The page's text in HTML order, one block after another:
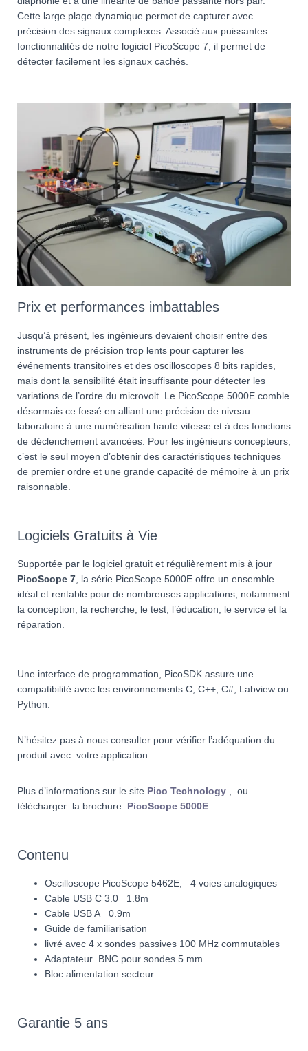
Cette large plage dynamique permet de capturer avec
précision des signaux complexes. Associé aux puissantes
fonctionnalités de notre logiciel PicoScope 7, il permet de
détecter facilement les signaux cachés.
Prix et performances imbattables
Jusqu’à présent, les ingénieurs devaient choisir entre des
instruments de précision trop lents pour capturer les
événements transitoires et des oscilloscopes 8 bits rapides,
mais dont la sensibilité était insuffisante pour détecter les
variations de l’ordre du microvolt. Le PicoScope 5000E comble
désormais ce fossé en alliant une précision de niveau
laboratoire à une numérisation haute vitesse et à des fonctions
de déclenchement avancées. Pour les ingénieurs concepteurs,
c’est le seul moyen d’obtenir des caractéristiques techniques
de premier ordre et une grande capacité de mémoire à un prix
raisonnable.
Logiciels Gratuits à Vie
Supportée par le logiciel gratuit et régulièrement mis à jour
PicoScope 7 , la série PicoScope 5000E offre un ensemble
idéal et rentable pour de nombreuses applications, notamment
la conception, la recherche, le test, l’éducation, le service et la
réparation.
Une interface de programmation, PicoSDK assure une
compatibilité avec les environnements C, C++, C#, Labview ou
Python.
N’hésitez pas à nous consulter pour vérifier l’adéquation du
produit avec votre application.
Plus d’informations sur le site Pico Technology
, ou
télécharger la brochure PicoScope 5000E
Contenu
Oscilloscope PicoScope 5462E, 4 voies analogiques
Cable USB C 3.0 1.8m
Cable USB A 0.9m
Guide de familiarisation
livré avec 4 x sondes passives 100 MHz commutables
Adaptateur BNC pour sondes 5 mm
Bloc alimentation secteur
Garantie 5 ans